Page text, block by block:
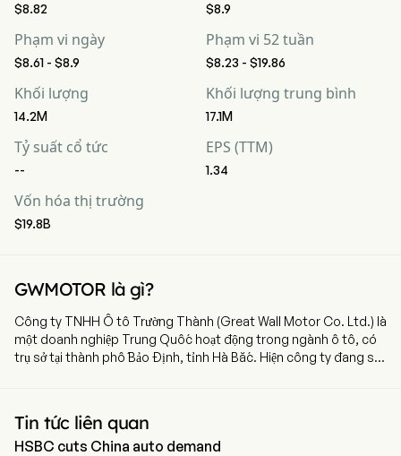
$8.82 $8.9
Phạm vi ngày
$8.61 - $8.9
Phạm vi 52 tuần
$8.23 - $19.86
Khối lượng
14.2M
Khối lượng trung bình
17.1M
Tỷ suất cổ tức
--
EPS (TTM)
1.34
Vốn hóa thị trường
$19.8B
GWMOTOR là gì?
Công ty TNHH Ô tô Trường Thành (Great Wall Motor Co. Ltd.) là
một doanh nghiệp Trung Quốc hoạt động trong ngành ô tô, có
trụ sở tại thành phố Bảo Định, tỉnh Hà Bắc. Hiện công ty đang sử
nghiên cứu và phát triển, sản xuất và bán ô tô cùng các bộ phận
và linh kiện liên quan, cũng như cung cấp các dịch vụ liên quan.
Tin tức liên quan
HSBC cuts China auto demand